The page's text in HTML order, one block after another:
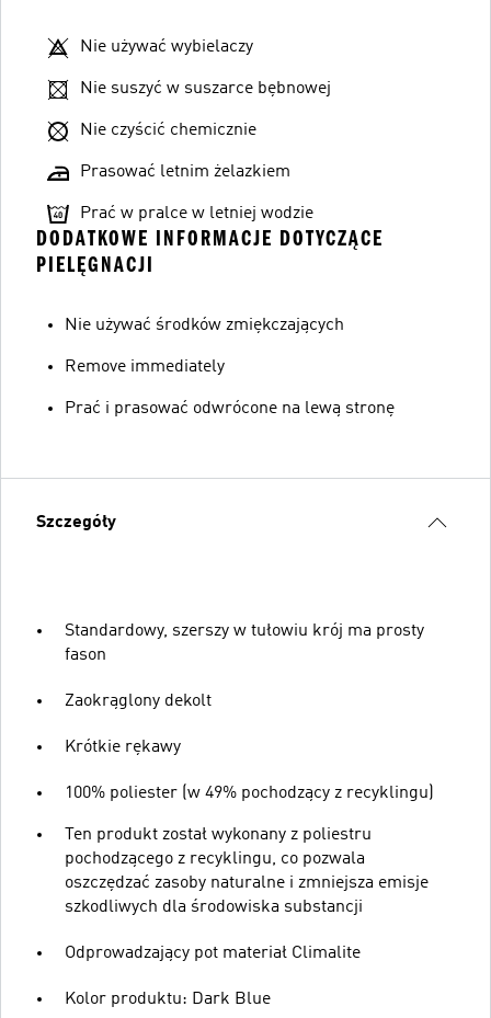
Nie używać wybielaczy
Nie suszyć w suszarce bębnowej
Nie czyścić chemicznie
Prasować letnim żelazkiem
Prać w pralce w letniej wodzie
DODATKOWE INFORMACJE DOTYCZĄCE
PIELĘGNACJI
Nie używać środków zmiękczających
Remove immediately
Prać i prasować odwrócone na lewą stronę
Szczegóły
Standardowy, szerszy w tułowiu krój ma prosty
fason
Zaokrąglony dekolt
Krótkie rękawy
100% poliester (w 49% pochodzący z recyklingu)
Ten produkt został wykonany z poliestru
pochodzącego z recyklingu, co pozwala
oszczędzać zasoby naturalne i zmniejsza emisje
szkodliwych dla środowiska substancji
Odprowadzający pot materiał Climalite
Kolor produktu: Dark Blue